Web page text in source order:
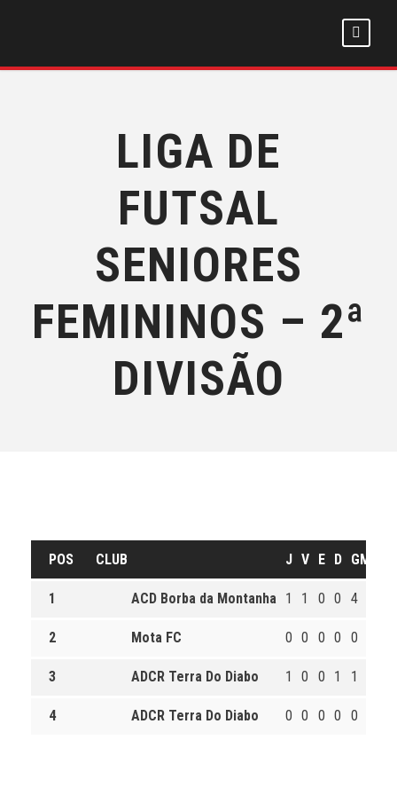
LIGA DE
FUTSAL
SENIORES
FEMININOS – 2ª
DIVISÃO
POS CLUB J V E D GM
1 ACD Borba da Montanha 1 1 0 0 4
2 Mota FC 0 0 0 0 0
3 ADCR Terra Do Diabo 1 0 0 1 1
4 ADCR Terra Do Diabo 0 0 0 0 0